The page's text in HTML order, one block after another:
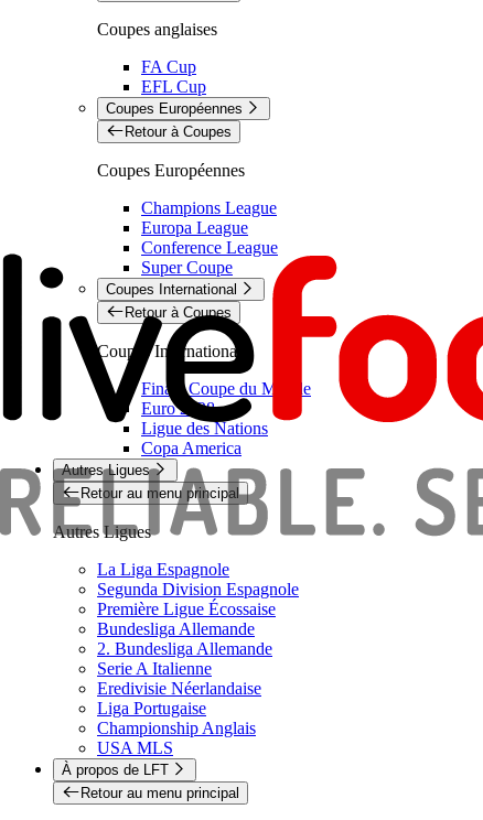
Coupes anglaises
FA Cup
EFL Cup
Coupes Européennes
Retour à Coupes
Coupes Européennes
Champions League
Europa League
Conference League
Super Coupe
Coupes International
Retour à Coupes
Coupes International
Finale Coupe du Monde
Euro 2028
Ligue des Nations
Copa America
Autres Ligues
Retour au menu principal
Autres Ligues
La Liga Espagnole
Segunda Division Espagnole
Première Ligue Écossaise
Bundesliga Allemande
2. Bundesliga Allemande
Serie A Italienne
Eredivisie Néerlandaise
Liga Portugaise
Championship Anglais
USA MLS
À propos de LFT
Retour au menu principal